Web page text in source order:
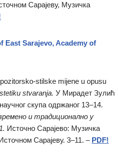
Сарајеву, Музичка
East Sarajevo, Academy of
stilske mijene u opusu
stvaranja. У Мирадет Зулић
скупа одржаног 13–14.
и традиционално у
Источно Сарајево: Музичка
Сарајеву. 3–11. – PDF!